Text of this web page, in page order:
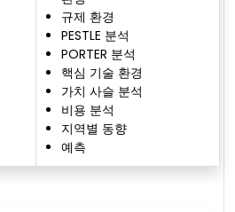
규제 환경
PESTLE 분석
PORTER 분석
핵심 기술 환경
가치 사슬 분석
비용 분석
지역별 동향
예측